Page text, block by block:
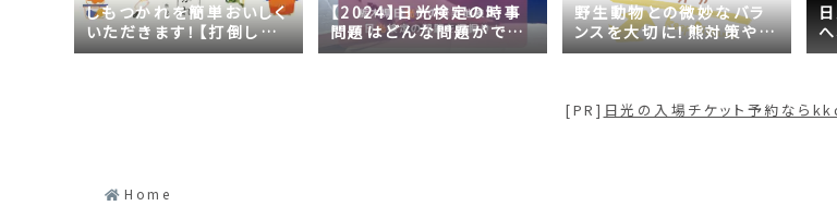
しもつかれを簡単おいしく
いただきます！【打倒しも
つかれｓｅａｓｏｎ２】
【2024】日光検定の時事
問題はどんな問題がでる
の？2023年の時事問題は
野生動物との微妙なバラ
ンスを大切に！熊対策や日
光の自然が学べるスポッ
[PR] 日光の入場チケット予約なら
Home